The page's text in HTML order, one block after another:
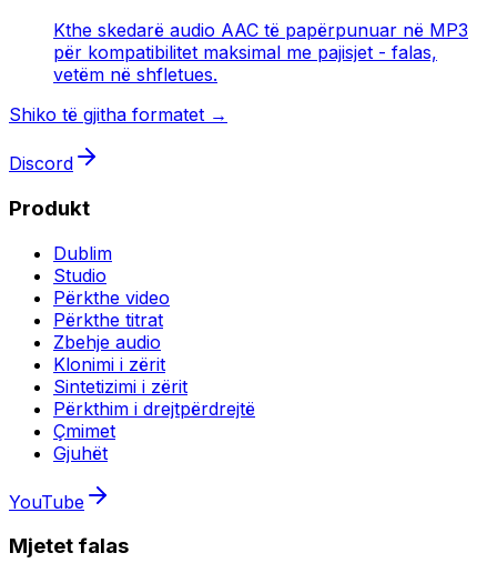
Kthe skedarë audio AAC të papërpunuar në MP3
për kompatibilitet maksimal me pajisjet - falas,
vetëm në shfletues.
Shiko të gjitha formatet →
Discord
Produkt
Dublim
Studio
Përkthe video
Përkthe titrat
Zbehje audio
Klonimi i zërit
Sintetizimi i zërit
Përkthim i drejtpërdrejtë
Çmimet
Gjuhët
YouTube
Mjetet falas